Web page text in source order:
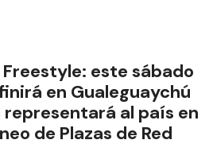
este sábado
en Gualeguaychú
representará al país en
de Plazas de Red